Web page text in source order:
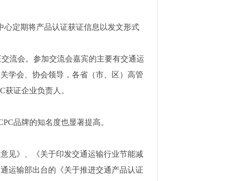
心定期将产品认证获证信息以发文形式
流会。参加交流会嘉宾的主要有交通运
学会、协会领导，各省（市、区）高管
获证企业负责人。
品牌的知名度也显著提高。
见》、《关于印发交通运输行业节能减
运输部出台的《关于推进交通产品认证